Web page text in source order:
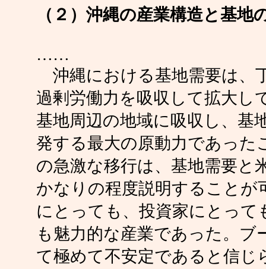
（２）沖縄の産業構造と基地
……
沖縄における基地需要は、
過剰労働力を吸収して拡大し
基地周辺の地域に吸収し、基
発する最大の原動力であった
の急激な移行は、基地需要と
かなりの程度説明することが
にとっても、投資家にとって
も魅力的な産業であった。
て極めて不安定であると信